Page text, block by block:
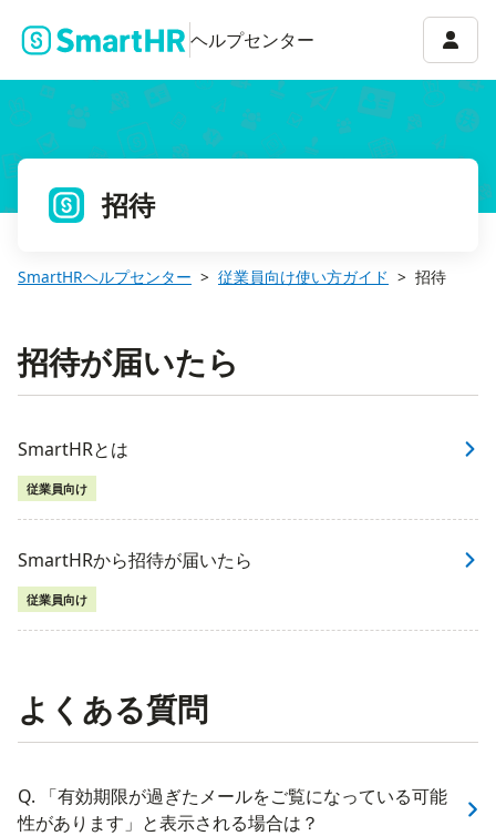
ヘルプセンター アカ
招待
SmartHRヘルプセンター 従業員向け使い方ガイド 招待
招待が届いたら
SmartHRとは
従業員向け
SmartHRから招待が届いたら
従業員向け
よくある質問
Q. 「有効期限が過ぎたメールをご覧になっている可能
性があります」と表示される場合は？